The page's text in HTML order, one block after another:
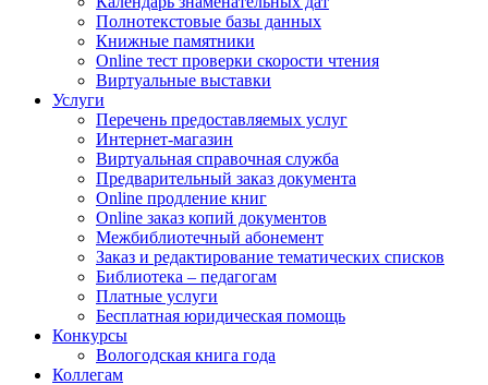
Полнотекстовые базы данных
Книжные памятники
Online тест проверки скорости чтения
Виртуальные выставки
Услуги
Перечень предоставляемых услуг
Интернет-магазин
Виртуальная справочная служба
Предварительный заказ документа
Online продление книг
Online заказ копий документов
Межбиблиотечный абонемент
Заказ и редактирование тематических списков
Библиотека – педагогам
Платные услуги
Бесплатная юридическая помощь
Конкурсы
Вологодская книга года
Коллегам